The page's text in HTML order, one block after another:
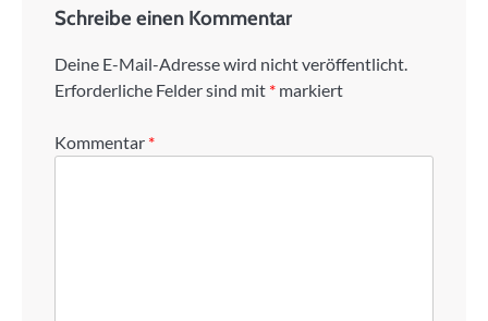
Schreibe einen Kommentar
Deine E-Mail-Adresse wird nicht veröffentlicht.
Erforderliche Felder sind mit * markiert
Kommentar *